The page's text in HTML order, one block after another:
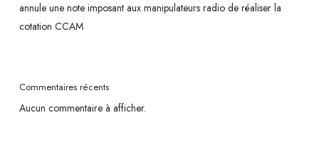
annule une note imposant aux manipulateurs radio de réaliser la
cotation CCAM
Commentaires récents
Aucun commentaire à afficher.